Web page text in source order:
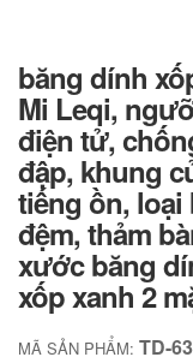
băng dính
Mi Leqi,
điện tử,
đập, khung
tiếng ồn,
đệm, thảm
xước băng
xốp xanh 2
MÃ SẢN PHẨM: TD-